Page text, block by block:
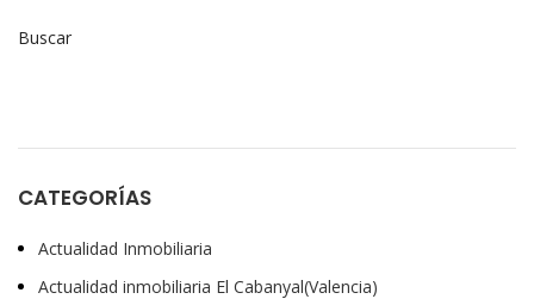
Buscar
CATEGORÍAS
Actualidad Inmobiliaria
Actualidad inmobiliaria El Cabanyal(Valencia)